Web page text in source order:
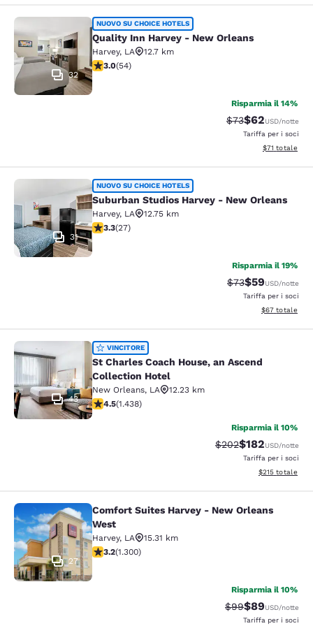
Quality Inn Harvey - New Orleans
32
NUOVO SU CHOICE HOTELS
Quality Inn Harvey - New Orleans
Harvey, LA
12.7 km
Valutazione di 3 stelle. Discreto. 54 recensioni
3.0(54)
Risparmia il 14%
Tariffa di
$73Tariffa
$62USD/notte
Tariffa per i soci
Visualizza i
$71 totale
Suburban Studios Harvey - New
31
NUOVO SU CHOICE HOTELS
Suburban Studios Harvey - New Orleans
Harvey, LA
12.75 km
Valutazione di 3.3 stelle. Buono. 27 recensioni
3.3(27)
Risparmia il 19%
Tariffa di
$73Tariffa
$59USD/notte
Tariffa per i soci
Visualizza i
$67 totale
St Charles Coach House, an
43
VINCITORE
St Charles Coach House, an Ascend
Collection Hotel
New Orleans, LA
12.23 km
Valutazione di 4.54 stelle. Ottimo. 1438 recensioni
4.5(1.438)
Risparmia il 10%
Tariffa di barratura:
$202Tariffa
$182USD/notte
Tariffa per i soci
Visualizza i
$215 totale
Comfort Suites Harvey - New
27
Comfort Suites Harvey - New Orleans
West
Harvey, LA
15.31 km
Valutazione di 3.22 stelle. Buono. 1300 recensioni
3.2(1.300)
Risparmia il 10%
Tariffa di
$99Tariffa
$89USD/notte
Tariffa per i soci